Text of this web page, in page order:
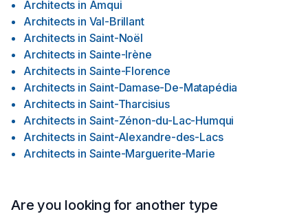
Architects in Amqui
Architects in Val-Brillant
Architects in Saint-Noël
Architects in Sainte-Irène
Architects in Sainte-Florence
Architects in Saint-Damase-De-Matapédia
Architects in Saint-Tharcisius
Architects in Saint-Zénon-du-Lac-Humqui
Architects in Saint-Alexandre-des-Lacs
Architects in Sainte-Marguerite-Marie
Are you looking for another type